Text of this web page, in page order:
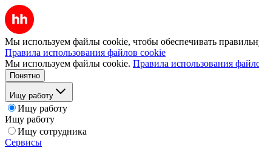
Мы используем файлы cookie, чтобы обеспечивать
Правила использования файлов cookie
Мы используем файлы cookie. Правила использования
Понятно
Ищу работу
Ищу работу
Ищу работу
Ищу сотрудника
Сервисы